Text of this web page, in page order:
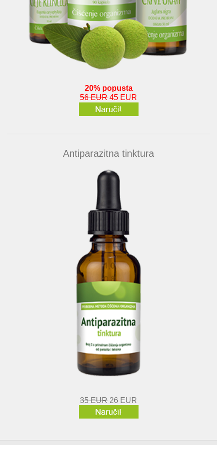
20% popusta
56 EUR 45 EUR
Antiparazitna tinktura
35 EUR 26 EUR